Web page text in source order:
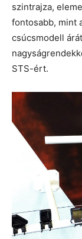
szintrajza,
fontosabb, mint
csúcsmodell
STS-ért.